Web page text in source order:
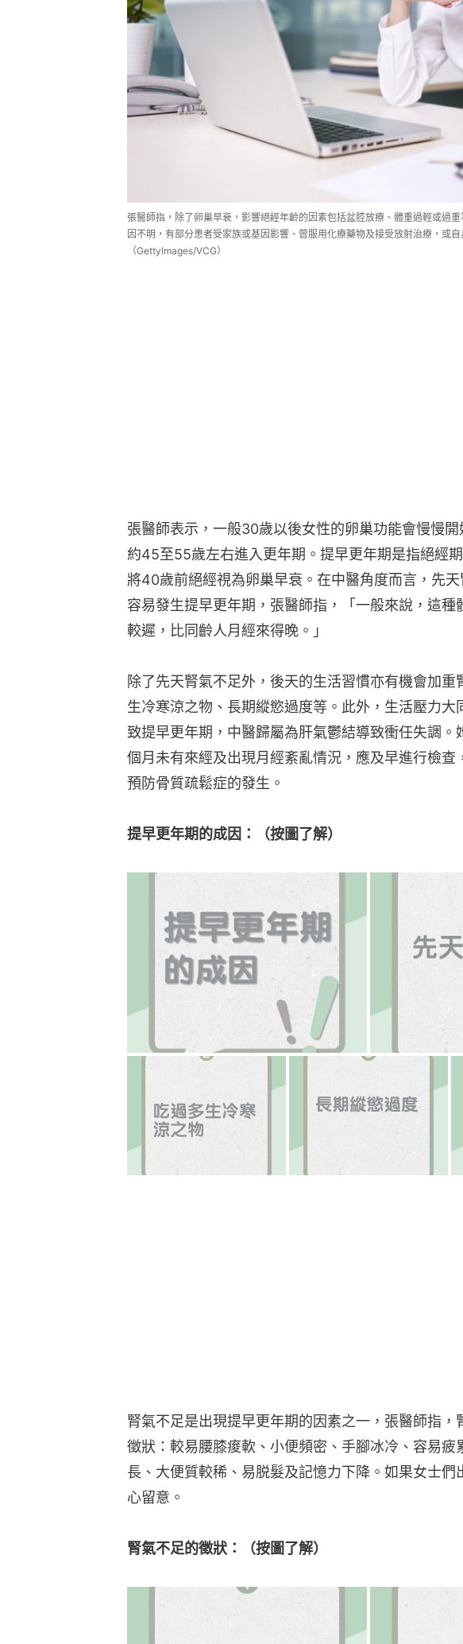
張醫師指，除了卵巢早衰，影響絕經年齡的因素包括盆腔放療、體重過輕或過
因不明，有部分患者受家族或基因影響、曾服用化療藥物及接受放射治療，或自
（GettyImages/VCG）
張醫師表示，一般30歲以後女性的卵巢功能會慢慢
約45至55歲左右進入更年期。提早更年期是指絕經
將40歲前絕經視為卵巢早衰。在中醫角度而言，先天
容易發生提早更年期，張醫師指，「一般來說，這種
較遲，比同齡人月經來得晚。」
除了先天腎氣不足外，後天的生活習慣亦有機會加重
生冷寒涼之物、長期縱慾過度等。此外，生活壓力大
致提早更年期，中醫歸屬為肝氣鬱結導致衝任失調。
個月未有來經及出現月經紊亂情況，應及早進行檢查
預防骨質疏鬆症的發生。
提早更年期的成因：（按圖了解）
腎氣不足是出現提早更年期的因素之一，張醫師指，
徵狀：較易腰膝痠軟、小便頻密、手腳冰冷、容易疲
長、大便質較稀、易脱髮及記憶力下降。如果女士們
心留意。
腎氣不足的徵狀：（按圖了解）